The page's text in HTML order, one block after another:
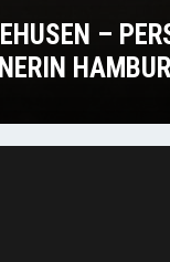
–